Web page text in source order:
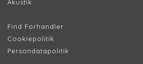
Akustik
Find Forhandler
Cookiepolitik
Persondatapolitik